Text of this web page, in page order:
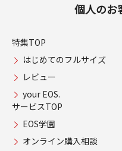
個人のお
特集TOP
はじめてのフルサイズ
レビュー
your EOS.
サービスTOP
EOS学園
オンライン購入相談